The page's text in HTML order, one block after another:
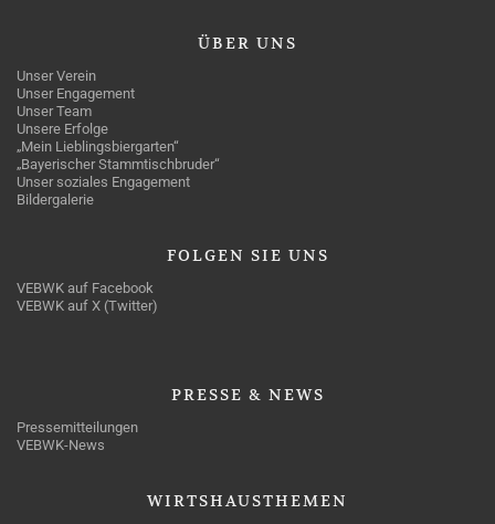
ÜBER UNS
Unser Verein
Unser Engagement
Unser Team
Unsere Erfolge
„Mein Lieblingsbiergarten“
„Bayerischer Stammtischbruder“
Unser soziales Engagement
Bildergalerie
FOLGEN SIE UNS
VEBWK auf Facebook
VEBWK auf X (Twitter)
PRESSE & NEWS
Pressemitteilungen
VEBWK-News
WIRTSHAUSTHEMEN